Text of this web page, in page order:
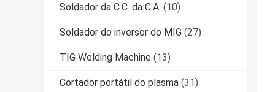
Soldador da C.C. da C.A. (10)
Soldador do inversor do MIG (27)
TIG Welding Machine (13)
Cortador portátil do plasma (31)